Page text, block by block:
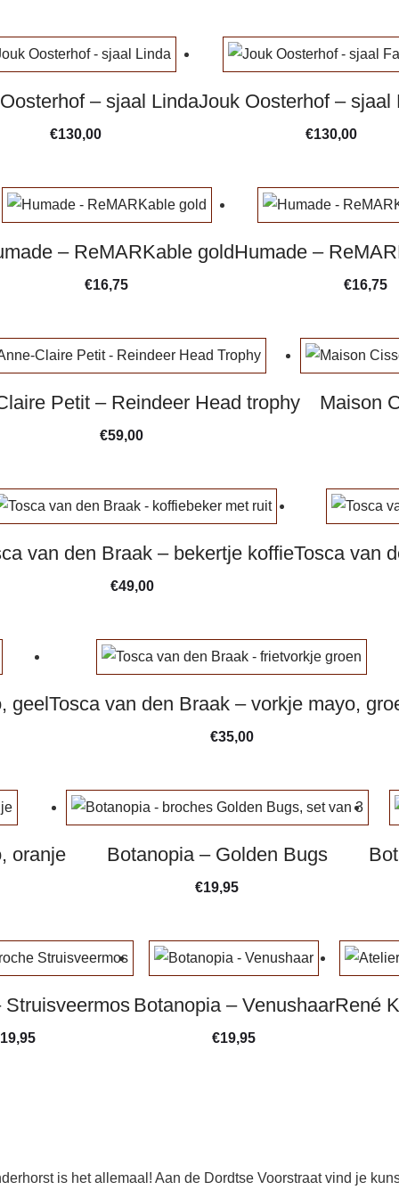
– sjaal Linda
€130,00
Jouk Oosterhof – sjaal
€130,00
– ReMARKable gold
€16,75
Humade –
€16,75
Petit – Reindeer Head trophy
€59,00
Maison
van den Braak – bekertje koffie
€49,00
Tosca van
geelTosca van den Braak – vorkje mayo,
€35,00
oranje Botanopia – Golden Bugs
€19,95
19,95
Botanopia – Venushaar
€19,95
René
is het allemaal! Aan de Dordtse Voorstraat vind je